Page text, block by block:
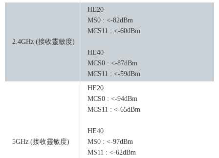
2.4GHz (接收靈敏度)
HE20
MS0 : <-82dBm
MCS11 : <-60dBm
HE40
MCS0 : <-87dBm
MCS11 : <-59dBm
5GHz (接收靈敏度)
HE20
MCS0 : <-94dBm
MCS11 : <-65dBm
HE40
MS0 : <-97dBm
MS11 : <-62dBm